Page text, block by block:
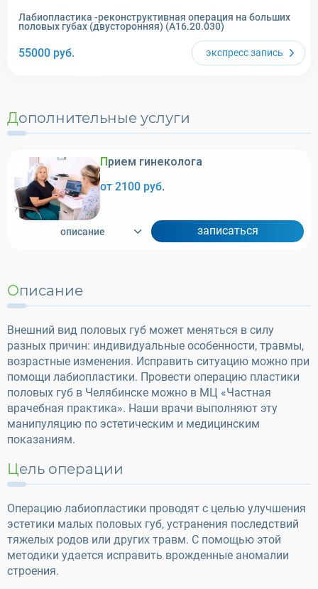
Лабиопластика -реконструктивная операция на больших
половых губах (двусторонняя) (A16.20.030)
55000 руб. экспрессзапись
Дополнительные услуги
Прием гинеколога
от 2100 руб.
описание записаться
Описание
Внешний вид половых губ может меняться в силу
разных причин: индивидуальные особенности, травмы,
возрастные изменения. Исправить ситуацию можно при
помощи лабиопластики. Провести операцию пластики
половых губ в Челябинске можно в МЦ «Частная
врачебная практика». Наши врачи выполняют эту
манипуляцию по эстетическим и медицинским
показаниям.
Цель операции
Операцию лабиопластики проводят с целью улучшения
эстетики малых половых губ, устранения последствий
тяжелых родов или других травм. С помощью этой
методики удается исправить врожденные аномалии
строения.